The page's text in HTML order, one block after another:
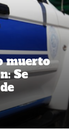
muerto
Se